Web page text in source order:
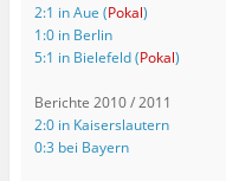
2:1 in Aue (Pokal)
1:0 in Berlin
5:1 in Bielefeld (Pokal)
Berichte 2010 / 2011
2:0 in Kaiserslautern
0:3 bei Bayern